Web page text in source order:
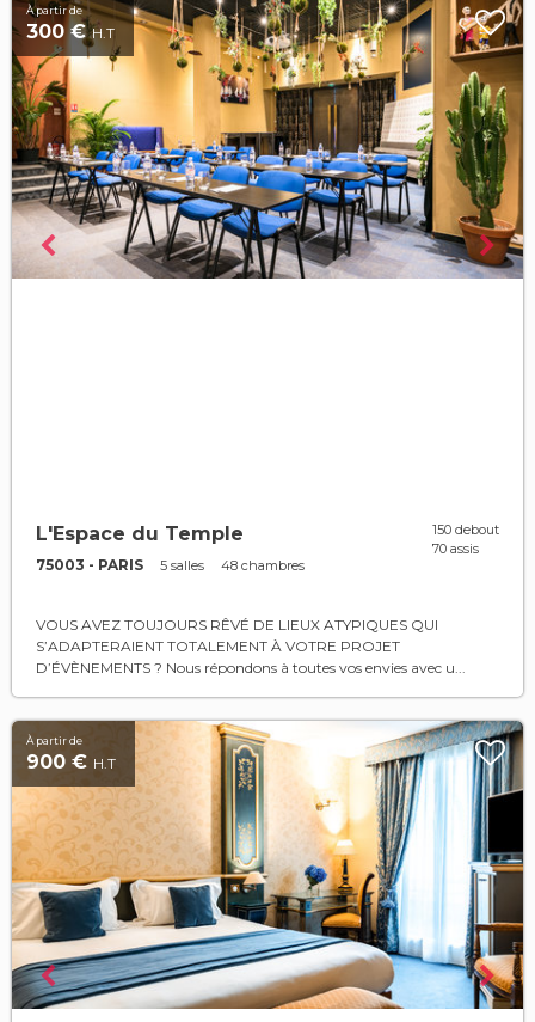
À partir de
300 €H.T
L'Espace du Temple
75003 - PARIS 5 salles 48 chambres
150 debout
70 assis
VOUS AVEZ TOUJOURS RÊVÉ DE LIEUX ATYPIQUES QUI
S’ADAPTERAIENT TOTALEMENT À VOTRE PROJET
D’ÉVÈNEMENTS ? Nous répondons à toutes vos envies avec u...
À partir de
900 € H.T